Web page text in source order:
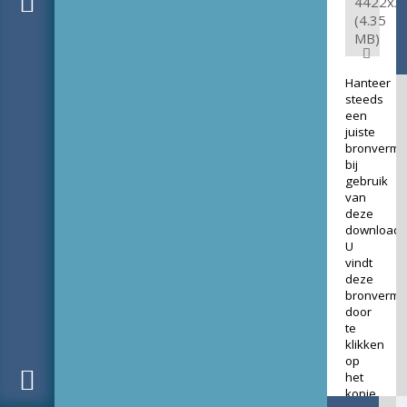
(4.35
MB)
Hanteer
steeds
een
juiste
bij
gebruik
van
deze
download.
U
vindt
deze
door
te
klikken
op
het
kopje